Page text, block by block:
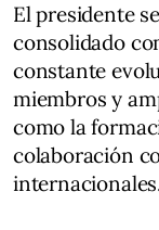
El presidente
consolidado
constante
miembros y
como la
colaboración